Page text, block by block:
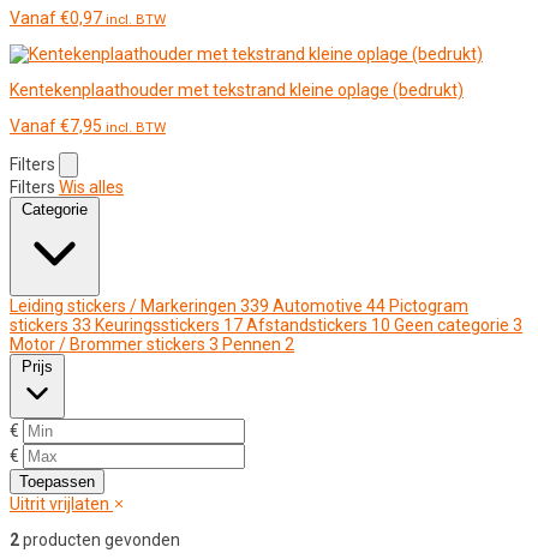
Vanaf€0,97 incl. BTW
Kentekenplaathouder met tekstrand kleine oplage (bedrukt)
Vanaf€7,95 incl. BTW
Filters
Filters Wis alles
Categorie
Leiding stickers / Markeringen 339 Automotive 44 Pictogram
stickers 33 Keuringsstickers 17Afstandstickers 10 Geen categorie 3
Motor / Brommer stickers 3 Pennen 2
Prijs
€
€
Toepassen
Uitrit vrijlaten
2producten gevonden